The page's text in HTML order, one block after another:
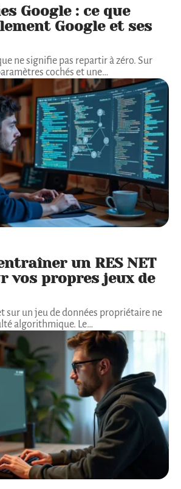
Google : ce que
Google et ses
ne signifie pas repartir à zéro. Sur
cochés et une…
un RES NET
vos propres jeux de
sur un jeu de données propriétaire ne
algorithmique. Le…